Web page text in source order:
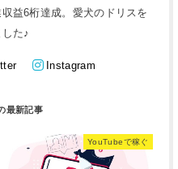
益6桁達成。愛犬のドリスを
た♪
Instagram
YouTubeで稼ぐ